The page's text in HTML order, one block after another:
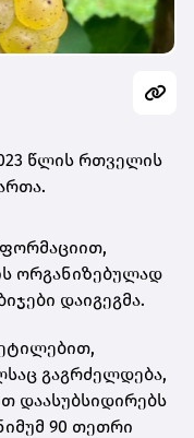
წლის რთველის
ორგანიზებულად
დაიგეგმა.
გაგრძელდება,
დაასუბსიდირებს
90 თეთრი